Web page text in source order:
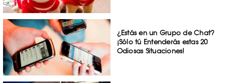
¿Estás en un Grupo de Chat?
¡Sólo tú Entenderás estas 20
Odiosas Situaciones!